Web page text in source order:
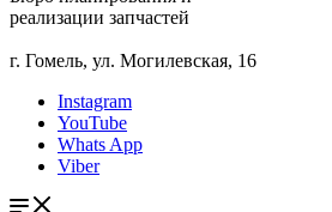
реализации запчастей
г. Гомель, ул. Могилевская, 16
Instagram
YouTube
Whats App
Viber